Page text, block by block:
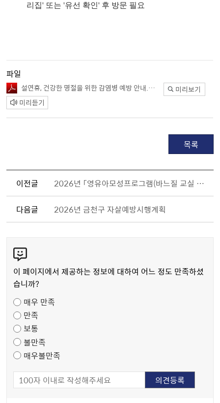
리집' 또는 '유선 확인' 후 방문 필요
파일
설연휴, 건강한 명절을 위한 감염병 예방 안내.pdf
미리보기
미리듣기
목록
이전글 2026년 「영유아모성프로그램(바느질 교실 1기 )」 참여자 모집
다음글 2026년 금천구 자살예방시행계획
텐
츠
만
도
조
사
이 페이지에서 제공하는 정보에 대하여 어느 정도 만족하셨
습니까?
매우 만족
만족
보통
불만족
매우불만족